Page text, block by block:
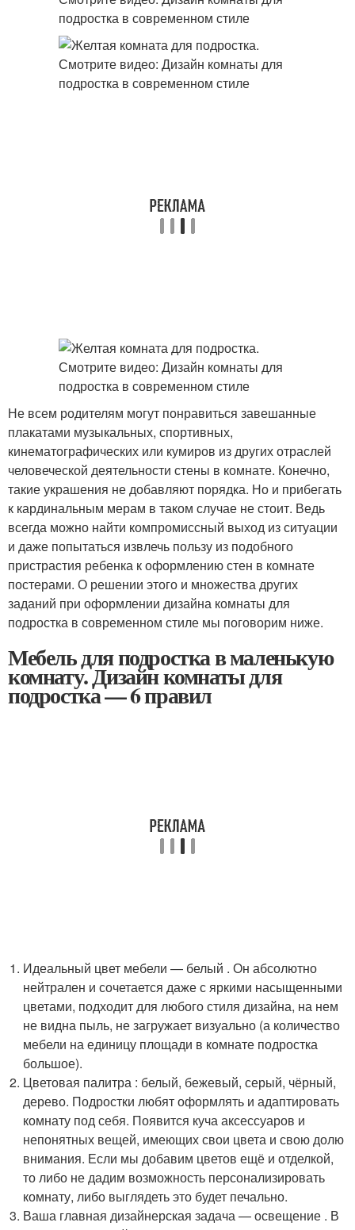
Не всем родителям могут понравиться завешанные
плакатами музыкальных, спортивных,
кинематографических или кумиров из других отраслей
человеческой деятельности стены в комнате. Конечно,
такие украшения не добавляют порядка. Но и прибегать
к кардинальным мерам в таком случае не стоит. Ведь
всегда можно найти компромиссный выход из ситуации
и даже попытаться извлечь пользу из подобного
пристрастия ребенка к оформлению стен в комнате
постерами. О решении этого и множества других
заданий при оформлении дизайна комнаты для
подростка в современном стиле мы поговорим ниже.
Мебель для подростка в маленькую
комнату. Дизайн комнаты для
подростка — 6 правил
Идеальный цвет мебели — белый . Он абсолютно
нейтрален и сочетается даже с яркими насыщенными
цветами, подходит для любого стиля дизайна, на нем
не видна пыль, не загружает визуально (а количество
мебели на единицу площади в комнате подростка
большое).
Цветовая палитра : белый, бежевый, серый, чёрный,
дерево. Подростки любят оформлять и адаптировать
комнату под себя. Появится куча аксессуаров и
непонятных вещей, имеющих свои цвета и свою долю
внимания. Если мы добавим цветов ещё и отделкой,
то либо не дадим возможность персонализировать
комнату, либо выглядеть это будет печально.
Ваша главная дизайнерская задача — освещение . В